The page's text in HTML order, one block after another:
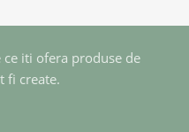
iti ofera produse de
fi create.